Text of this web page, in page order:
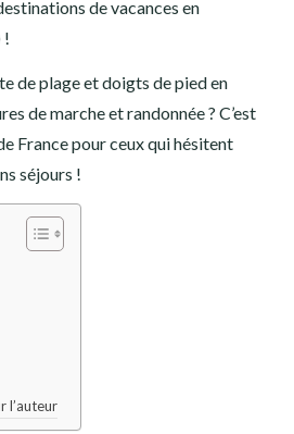
de vacances en
!
de plage et doigts de pied en
de marche et randonnée ? C’est
France pour ceux qui hésitent
séjours !
l’auteur